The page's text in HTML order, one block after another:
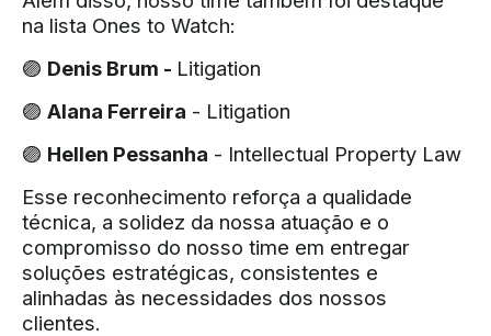
na lista Ones to Watch:
🟣 Denis Brum - Litigation
🟣 Alana Ferreira - Litigation
🟣 Hellen Pessanha - Intellectual Property Law
Esse reconhecimento reforça a qualidade
técnica, a solidez da nossa atuação e o
compromisso do nosso time em entregar
soluções estratégicas, consistentes e
alinhadas às necessidades dos nossos
clientes.